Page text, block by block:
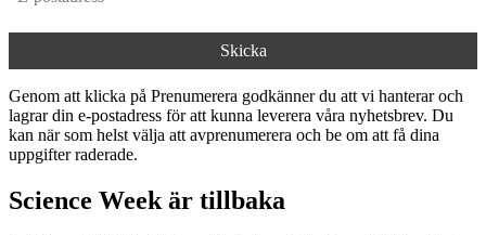
Genom att klicka på Prenumerera godkänner du att vi hanterar och
lagrar din e-postadress för att kunna leverera våra nyhetsbrev. Du
kan när som helst välja att avprenumerera och be om att få dina
uppgifter raderade.
Science Week är tillbaka